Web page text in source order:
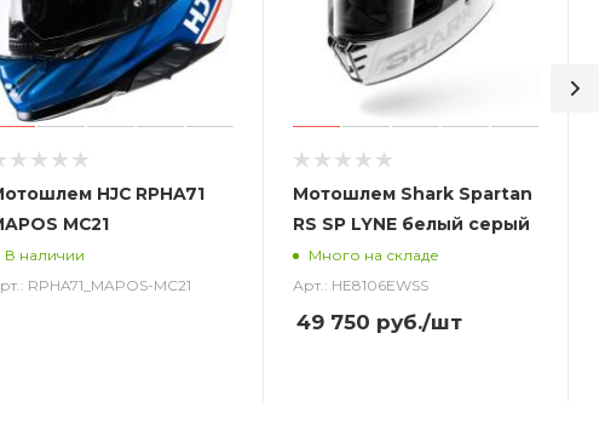
HJC RPHA71
MC21
В наличии
RPHA71_MAPOS-MC21
Мотошлем Shark Spartan
RS SP LYNE белый серый
Много на складе
Арт.: HE8106EWSS
49 750 руб./шт